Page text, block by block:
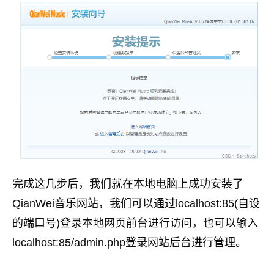
完成这几步后，我们就在本地电脑上成功安装了
QianWei音乐网站，我们可以通过localhost:85(自设
的端口号)登录本地网页前台进行访问，也可以输入
localhost:85/admin.php登录网站后台进行管理。